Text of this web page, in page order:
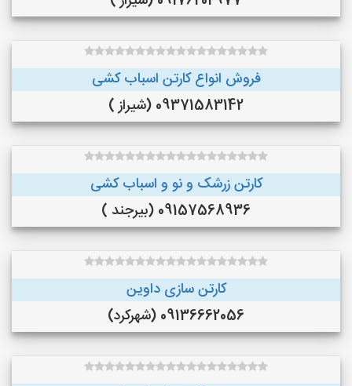
فروش انواع کارتن اسباب کشی
09371583142 (شیراز )
کارتن زرشک و نو و اسباب کشی
09157568936 (بیرجند )
کارتن سازی داوین
09136662056 (شهرکرد)